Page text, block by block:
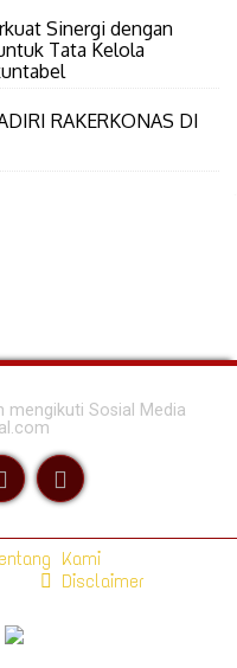
Sinergi dengan
Tata Kelola
RAKERKONAS DI
mengikuti Sosial Media
Kami
Disclaimer